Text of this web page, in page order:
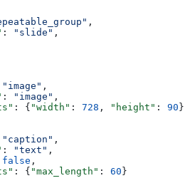
,
: "slide" ,
"image" ,
: "image" ,
: { "width" : 728 , "height" : 90 }
"caption" ,
: "text" ,
false ,
: { "max_length" : 60 }